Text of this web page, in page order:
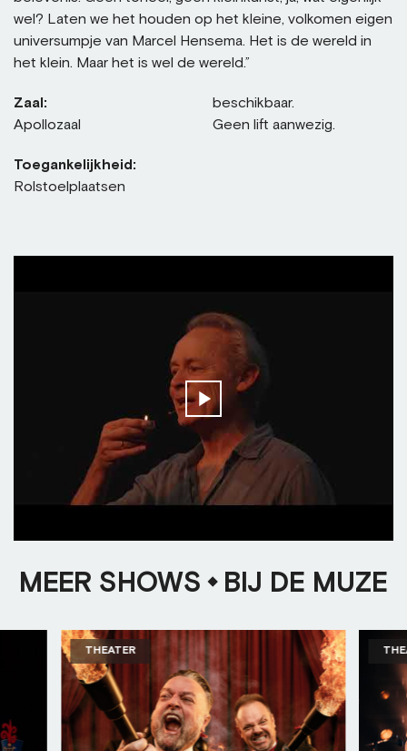
wel? Laten we het houden op het kleine, volkomen eigen
universumpje van Marcel Hensema. Het is de wereld in
het klein. Maar het is wel de wereld.”
Zaal:
Apollozaal
Toegankelijkheid:
Rolstoelplaatsen
beschikbaar.
Geen lift aanwezig.
MEER SHOWS BIJ DE MUZE
THEATER